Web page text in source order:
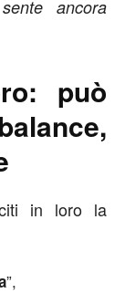
ancora
può
in loro la
”,